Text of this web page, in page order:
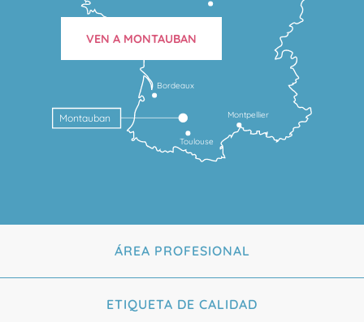
Toulouse
Montpellier
Bordeaux
Montauban
VEN A MONTAUBAN
ÁREA PROFESIONAL
ETIQUETA DE CALIDAD